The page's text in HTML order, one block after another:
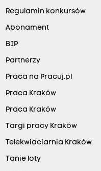
Regulamin konkursów
Abonament
BIP
Partnerzy
Praca na Pracuj.pl
Praca Kraków
Praca Kraków
Targi pracy Kraków
Telekwiaciarnia Kraków
Tanie loty